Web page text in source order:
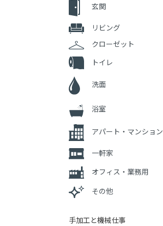
玄関
リビング
クローゼット
トイレ
洗面
浴室
アパート・マンション
一軒家
オフィス・業務用
その他
手加工と機械仕事